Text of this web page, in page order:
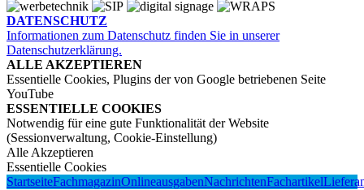
DATENSCHUTZ
Informationen zum Datenschutz finden Sie in unserer
Datenschutzerklärung.
ALLE AKZEPTIEREN
Essentielle Cookies, Plugins der von Google betriebenen Seite
YouTube
ESSENTIELLE COOKIES
Notwendig für eine gute Funktionalität der Website
(Sessionverwaltung, Cookie-Einstellung)
Alle Akzeptieren
Essentielle Cookies
StartseiteFachmagazinOnlineausgabenNachrichtenFachartikel